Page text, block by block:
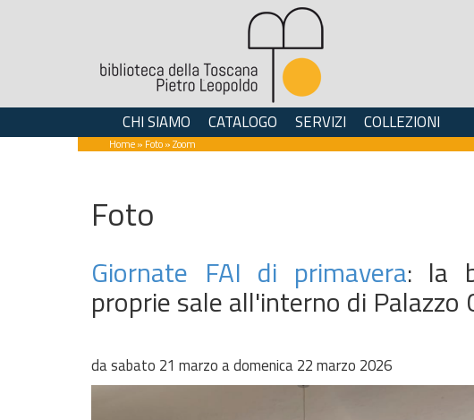
CHI SIAMO CATALOGO SERVIZI COLLEZIONI
Home» Foto» Zoom
Foto
Giornate FAI di primavera: la
proprie sale all'interno di Palazzo
da sabato 21 marzo a domenica 22 marzo 2026